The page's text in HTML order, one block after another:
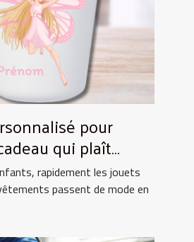
pour
qui plaît
rapidement les jouets
passent de mode en